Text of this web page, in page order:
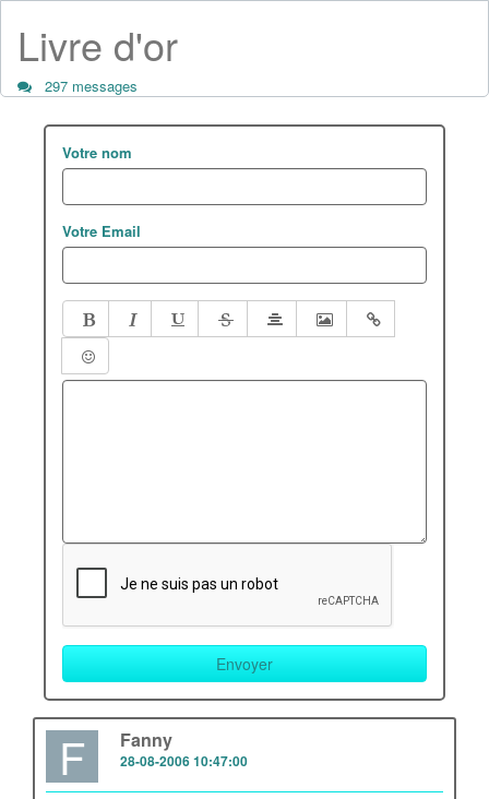
Livre d'or
297 messages
Votre nom
Votre Email
F Fanny
28-08-2006 10:47:00